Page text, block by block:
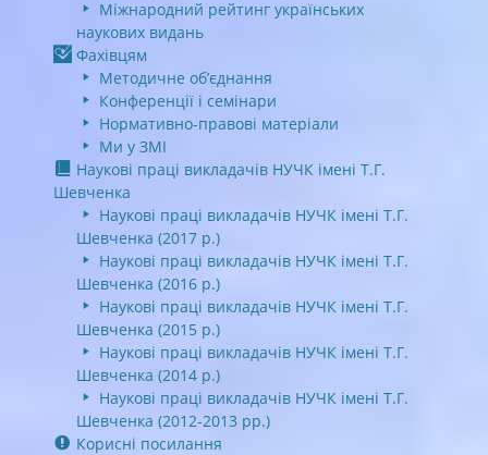
Міжнародний рейтинг українських
наукових видань
Фахівцям
Методичне об’єднання
Конференції і семінари
Нормативно-правові матеріали
Ми у ЗМІ
Наукові праці викладачів НУЧК імені Т.Г.
Шевченка
Наукові праці викладачів НУЧК імені Т.Г.
Шевченка (2017 р.)
Наукові праці викладачів НУЧК імені Т.Г.
Шевченка (2016 р.)
Наукові праці викладачів НУЧК імені Т.Г.
Шевченка (2015 р.)
Наукові праці викладачів НУЧК імені Т.Г.
Шевченка (2014 р.)
Наукові праці викладачів НУЧК імені Т.Г.
Шевченка (2012-2013 рр.)
Корисні посилання